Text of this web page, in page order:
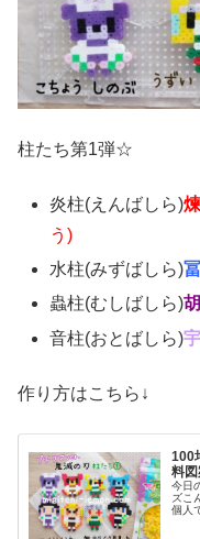
柱たち第1弾☆
炎柱(えんばしら)
う)
水柱(みずばしら)
蟲柱(むしばしら)
音柱(おとばしら)
作り方はこちら↓
100
料
今日
ズこ
個人